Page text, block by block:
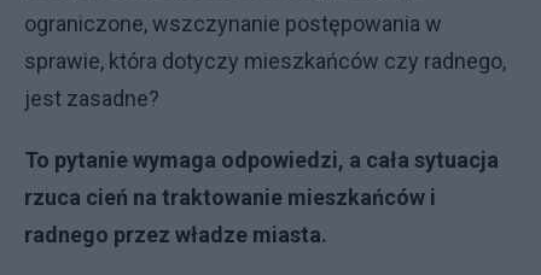
ograniczone, wszczynanie postępowania w
sprawie, która dotyczy mieszkańców czy radnego,
jest zasadne?
To pytanie wymaga odpowiedzi, a cała sytuacja
rzuca cień na traktowanie mieszkańców i
radnego przez władze miasta.